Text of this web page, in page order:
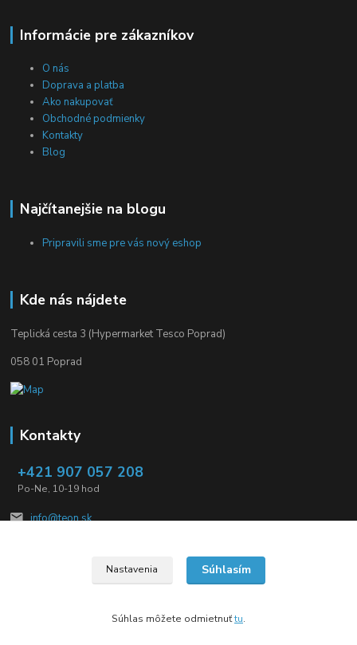
Informácie pre zákazníkov
O nás
Doprava a platba
Ako nakupovať
Obchodné podmienky
Kontakty
Blog
Najčítanejšie na blogu
Pripravili sme pre vás nový eshop
Kde nás nájdete
Teplická cesta 3 (Hypermarket Tesco Poprad)
058 01 Poprad
Kontakty
+421 907 057 208
Po-Ne, 10-19 hod
info@teon.sk
Nastavenia Súhlasím
Súhlas môžete odmietnuťtu.